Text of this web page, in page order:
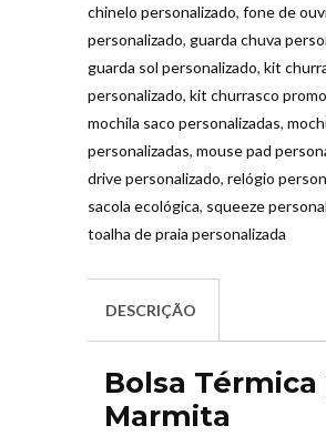
chinelo personalizado, fone de
personalizado, guarda chuva
guarda sol personalizado, kit
personalizado, kit churrasco
mochila saco personalizadas,
personalizadas, mouse pad
drive personalizado, relógio
sacola ecológica, squeeze
toalha de praia personalizada
DESCRIÇÃO
Bolsa Térmica
Marmita